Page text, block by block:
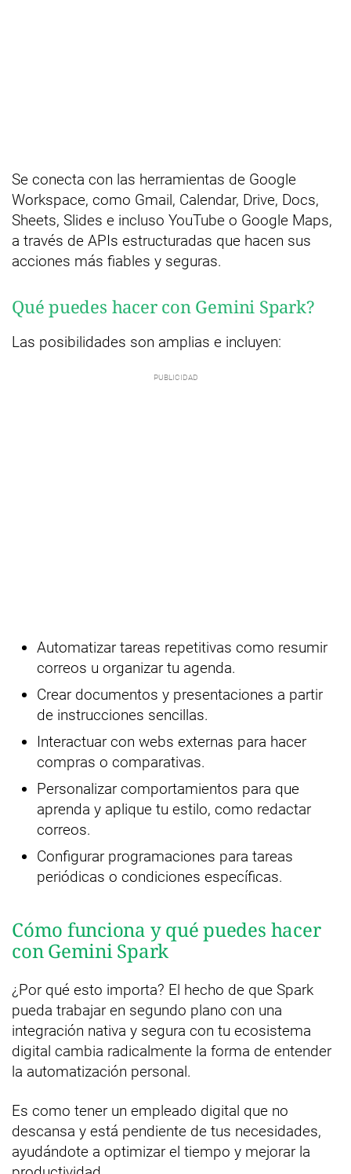
Se conecta con las herramientas de Google
Workspace, como Gmail, Calendar, Drive, Docs,
Sheets, Slides e incluso YouTube o Google Maps,
a través de APIs estructuradas que hacen sus
acciones más fiables y seguras.
Qué puedes hacer con Gemini Spark?
Las posibilidades son amplias e incluyen:
Automatizar tareas repetitivas como resumir
correos u organizar tu agenda.
Crear documentos y presentaciones a partir
de instrucciones sencillas.
Interactuar con webs externas para hacer
compras o comparativas.
Personalizar comportamientos para que
aprenda y aplique tu estilo, como redactar
correos.
Configurar programaciones para tareas
periódicas o condiciones específicas.
Cómo funciona y qué puedes hacer
con Gemini Spark
¿Por qué esto importa? El hecho de que Spark
pueda trabajar en segundo plano con una
integración nativa y segura con tu ecosistema
digital cambia radicalmente la forma de entender
la automatización personal.
Es como tener un empleado digital que no
descansa y está pendiente de tus necesidades,
ayudándote a optimizar el tiempo y mejorar la